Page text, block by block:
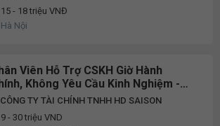
15 - 18 triệu VNĐ
Hà Nội
Viên Hỗ Trợ CSKH Giờ Hành
Không Yêu Cầu Kinh Nghiệm -
CÔNG TY TÀI CHÍNH TNHH HD SAISON
9 - 30 triệu VND